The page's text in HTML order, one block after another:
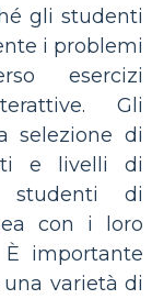
gli studenti
i problemi
esercizi
Gli
selezione di
e livelli di
studenti di
con i loro
importante
varietà di